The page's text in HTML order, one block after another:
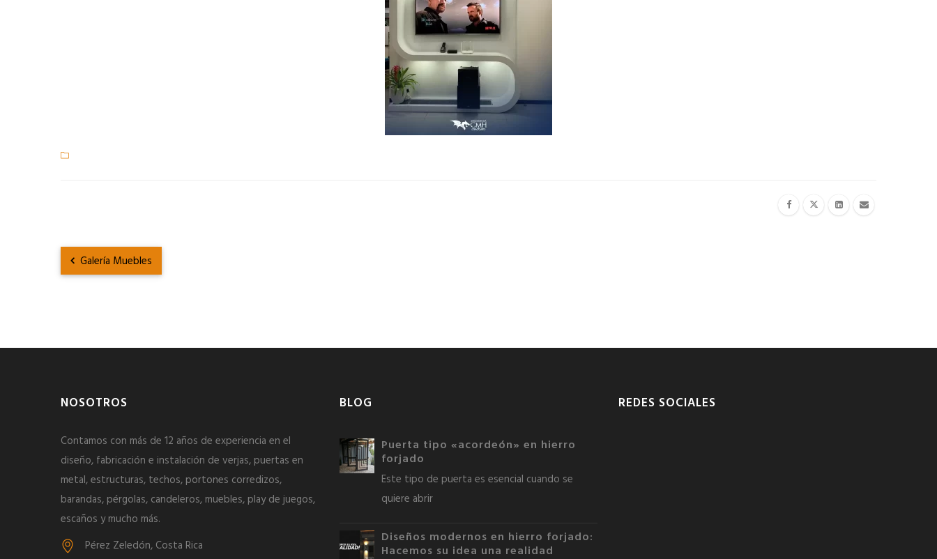
Galería Muebles
NOSOTROS
Contamos con más de 12 años de experiencia en el
diseño, fabricación e instalación de verjas, puertas en
metal, estructuras, techos, portones corredizos,
barandas, pérgolas, candeleros, muebles, play de juegos,
escaños y mucho más.
Pérez Zeledón, Costa Rica
BLOG
Puerta tipo «acordeón» en hierro
forjado
Este tipo de puerta es esencial cuando se
quiere abrir
Diseños modernos en hierro forjado:
Hacemos su idea una realidad
REDES SOCIALES